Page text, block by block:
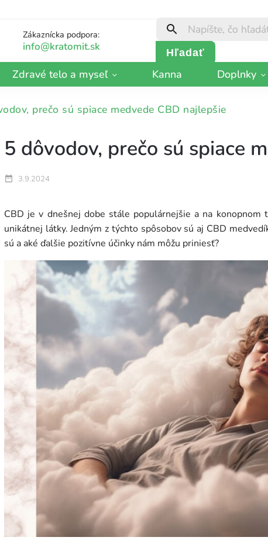
Zákaznícka podpora:
Hľadať
Zdravé telo a myseľ Kanna Doplnky
prečo sú spiace medvede CBD najlepšie
5 dôvodov, prečo sú spiace
3.9.2024
CBD je v dnešnej dobe stále populárnejšie a na
unikátnej látky. Jedným z týchto spôsobov sú aj CBD
sú a aké ďalšie pozitívne účinky nám môžu priniesť?